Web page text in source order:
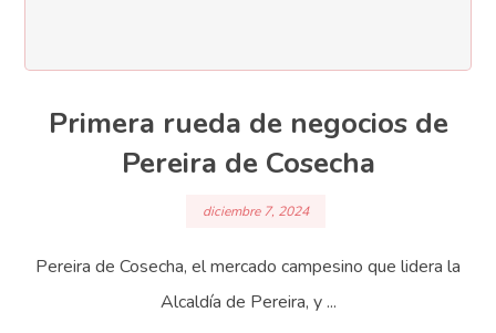
Primera rueda de negocios de
Pereira de Cosecha
diciembre 7, 2024
Pereira de Cosecha, el mercado campesino que lidera la
Alcaldía de Pereira, y ...